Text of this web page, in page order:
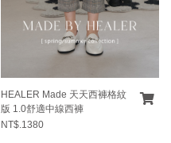
HEALER Made 天天西褲格紋
版 1.0舒適中線西褲
NT$.1380